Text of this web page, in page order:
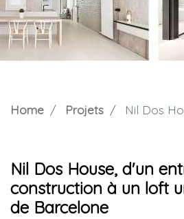
Home Projets Nil Dos House, d'un entrepôt
Nil Dos House, d'un
construction à un loft
de Barcelone